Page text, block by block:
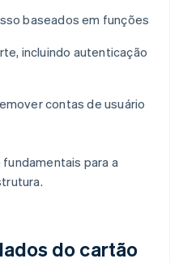
baseados em funções
incluindo autenticação
contas de usuário
para a
do cartão